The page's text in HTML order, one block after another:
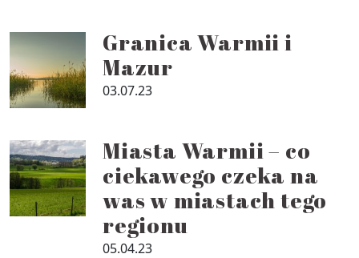
Granica Warmii i
Mazur
03.07.23
Miasta Warmii – co
ciekawego czeka na
was w miastach tego
regionu
05.04.23